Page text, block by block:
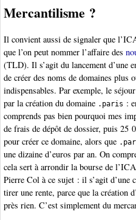
Mercantilisme ?
Il convient aussi de signaler que
que l’on peut nommer l’affaire des
(TLD). Il s’agit du lancement d’une
de créer des noms de domaines plus
indispensables. Par exemple, le
par la création du domaine .paris :
comprends pas bien pourquoi mes
de frais de dépôt de dossier, puis 25
pour créer ce domaine, alors que
une dizaine d’euros par an. On
cela sert à arrondir la bourse de
Pierre Col à ce sujet : il s’agit d’une
tirer une rente, parce que la création
près rien. C’est simplement du